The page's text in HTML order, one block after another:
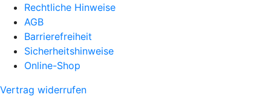
Rechtliche Hinweise
AGB
Barrierefreiheit
Sicherheitshinweise
Online-Shop
Vertrag widerrufen